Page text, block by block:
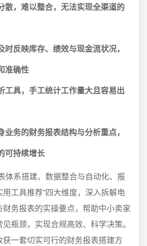
散，难以整合，无法实现全渠道的
时反映库存、绩效与现金流状况，
准确性
工具，手工统计工作量大且容易出
业务的财务报表结构与分析重点，
可持续增长
体系搭建、数据整合与自动化、报
工具推荐”四大维度，深入拆解电
务报表的实操要点，帮助中小卖家
瓶颈，实现合规高效、科学决策。
一套切实可行的财务报表搭建方